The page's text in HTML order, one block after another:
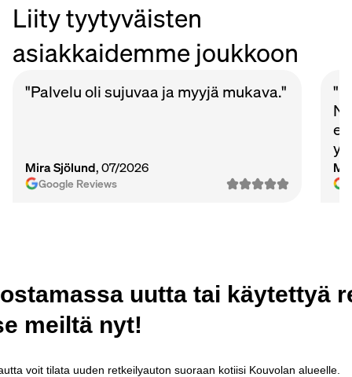
Liity tyytyväisten
asiakkaidemme joukkoon
"Palvelu oli sujuvaa ja myyjä mukava."
Mira Sjölund, 07/2026
Google Reviews
ostamassa uutta tai käytettyä
meiltä nyt!
voit tilata uuden retkeilyauton suoraan kotiisi Kouvolan alueelle